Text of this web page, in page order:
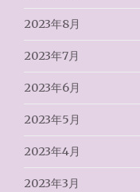
2023年8月
2023年7月
2023年6月
2023年5月
2023年4月
2023年3月